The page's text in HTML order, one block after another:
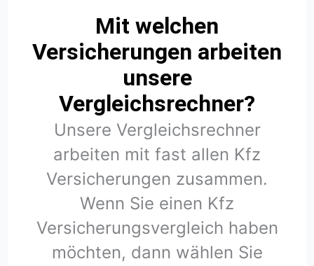
Mit welchen
Versicherungen arbeiten
unsere
Vergleichsrechner?
Unsere Vergleichsrechner
arbeiten mit fast allen Kfz
Versicherungen zusammen.
Wenn Sie einen Kfz
Versicherungsvergleich haben
möchten, dann wählen Sie